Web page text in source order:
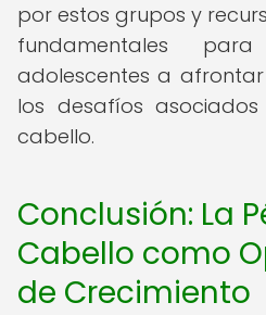
por estos grupos y
fundamentales
adolescentes a
los desafíos
cabello.
Conclusión: La
Cabello como
de Crecimiento